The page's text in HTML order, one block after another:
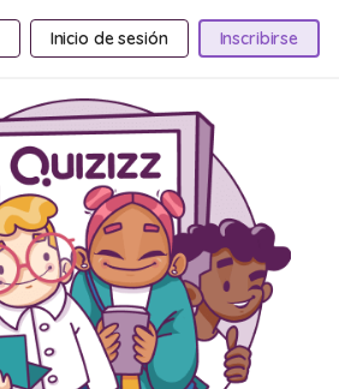
Inicio de sesión Inscribirse